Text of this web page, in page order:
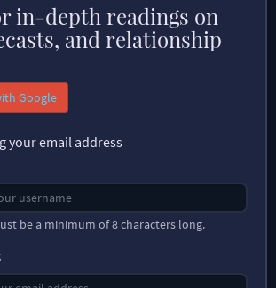
in-depth readings on
and relationship
Google
your email address
be a minimum of 8 characters long.